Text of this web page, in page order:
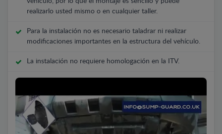
realizarlo usted mismo o en cualquier taller.
Para la instalación no es necesario taladrar ni realizar
modificaciones importantes en la estructura del vehículo.
La instalación no requiere homologación en la ITV.